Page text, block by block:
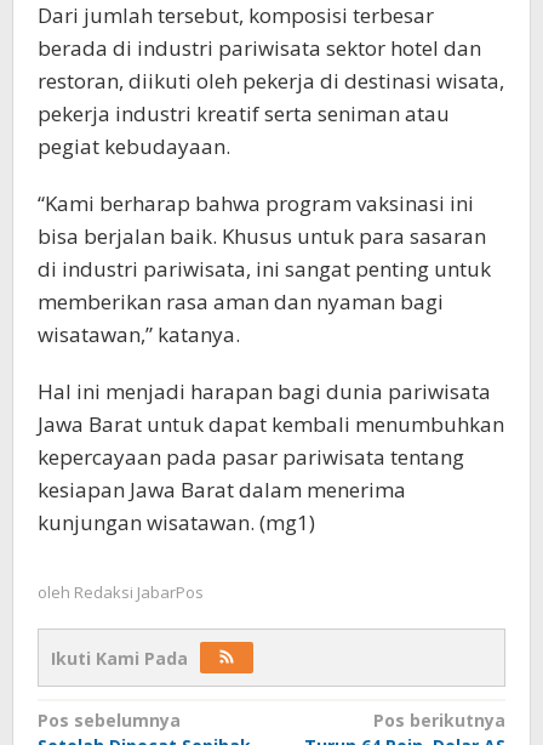
Dari jumlah tersebut, komposisi terbesar
berada di industri pariwisata sektor hotel dan
restoran, diikuti oleh pekerja di destinasi wisata,
pekerja industri kreatif serta seniman atau
pegiat kebudayaan.
“Kami berharap bahwa program vaksinasi ini
bisa berjalan baik. Khusus untuk para sasaran
di industri pariwisata, ini sangat penting untuk
memberikan rasa aman dan nyaman bagi
wisatawan,” katanya.
Hal ini menjadi harapan bagi dunia pariwisata
Jawa Barat untuk dapat kembali menumbuhkan
kepercayaan pada pasar pariwisata tentang
kesiapan Jawa Barat dalam menerima
kunjungan wisatawan. (mg1)
oleh Redaksi JabarPos
Ikuti Kami Pada
Navigasi
Pos sebelumnya
Pos berikutnya